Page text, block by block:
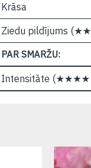
Krāsa
Ziedu pildījums
PAR SMARŽU:
Intensitāte